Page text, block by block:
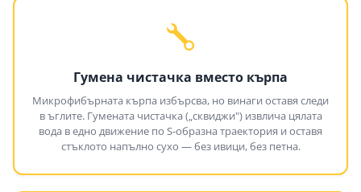
Гумена чистачка вместо кърпа
Микрофибърната кърпа избърсва, но винаги оставя следи
в ъглите. Гумената чистачка („сквиджи") извлича цялата
вода в едно движение по S-образна траектория и оставя
стъклото напълно сухо — без ивици, без петна.